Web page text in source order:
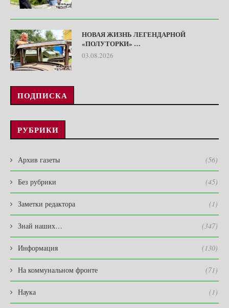
НОВАЯ ЖИЗНЬ ЛЕГЕНДАРНОЙ
«ПОЛУТОРКИ» …
03.08.2026
ПОДПИСКА
РУБРИКИ
Архив газеты (56)
Без рубрики (45)
Заметки редактора (1)
Знай наших… (347)
Информация (130)
На коммунальном фронте (71)
Наука (1)